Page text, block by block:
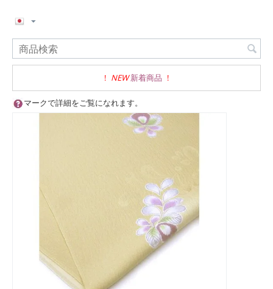
! NEW 新着商品 !
マークで詳細をご覧になれます。